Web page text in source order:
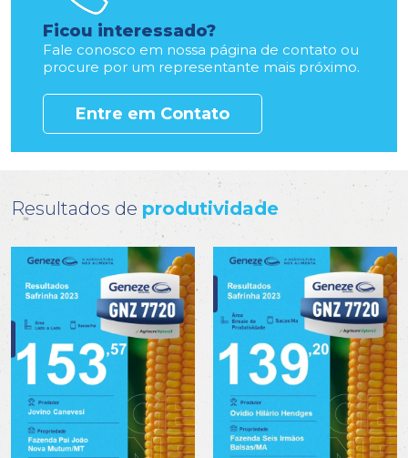
Ficou interessado?
Fale conosco em nossa página de contato ou
procure por um representante mais próximo.
Entre em Contato
Resultados de produtividade